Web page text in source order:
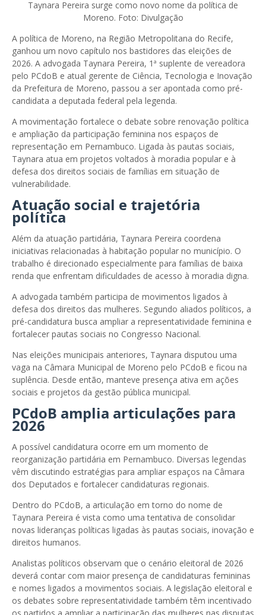
Taynara Pereira surge como novo nome da política de
Moreno. Foto: Divulgação
A política de Moreno, na Região Metropolitana do Recife,
ganhou um novo capítulo nos bastidores das eleições de
2026. A advogada Taynara Pereira, 1ª suplente de vereadora
pelo PCdoB e atual gerente de Ciência, Tecnologia e Inovação
da Prefeitura de Moreno, passou a ser apontada como pré-
candidata a deputada federal pela legenda.
A movimentação fortalece o debate sobre renovação política
e ampliação da participação feminina nos espaços de
representação em Pernambuco. Ligada às pautas sociais,
Taynara atua em projetos voltados à moradia popular e à
defesa dos direitos sociais de famílias em situação de
vulnerabilidade.
Atuação social e trajetória
política
Além da atuação partidária, Taynara Pereira coordena
iniciativas relacionadas à habitação popular no município. O
trabalho é direcionado especialmente para famílias de baixa
renda que enfrentam dificuldades de acesso à moradia digna.
A advogada também participa de movimentos ligados à
defesa dos direitos das mulheres. Segundo aliados políticos, a
pré-candidatura busca ampliar a representatividade feminina e
fortalecer pautas sociais no Congresso Nacional.
Nas eleições municipais anteriores, Taynara disputou uma
vaga na Câmara Municipal de Moreno pelo PCdoB e ficou na
suplência. Desde então, manteve presença ativa em ações
sociais e projetos da gestão pública municipal.
PCdoB amplia articulações para
2026
A possível candidatura ocorre em um momento de
reorganização partidária em Pernambuco. Diversas legendas
vêm discutindo estratégias para ampliar espaços na Câmara
dos Deputados e fortalecer candidaturas regionais.
Dentro do PCdoB, a articulação em torno do nome de
Taynara Pereira é vista como uma tentativa de consolidar
novas lideranças políticas ligadas às pautas sociais, inovação e
direitos humanos.
Analistas políticos observam que o cenário eleitoral de 2026
deverá contar com maior presença de candidaturas femininas
e nomes ligados a movimentos sociais. A legislação eleitoral e
os debates sobre representatividade também têm incentivado